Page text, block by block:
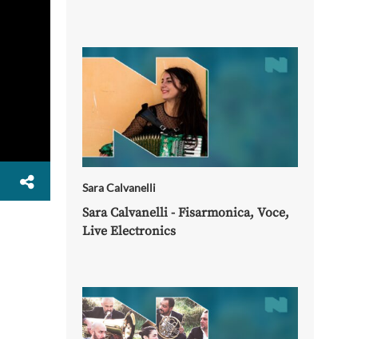
Sara Calvanelli
Sara Calvanelli - Fisarmonica, Voce,
Live Electronics